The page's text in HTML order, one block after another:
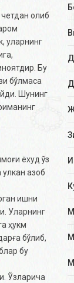
олиб
уларнинг
Бу
бўлмаса
Шунинг
ёхуд ўз
азоб
ишни
Уларнинг
ҳукм
бўлиб,
бу
Ўзларича